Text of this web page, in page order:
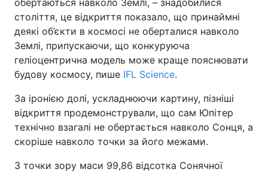
обертаються навколо Землі, – знадобилися
століття, це відкриття показало, що принаймні
деякі об’єкти в космосі не оберталися навколо
Землі, припускаючи, що конкуруюча
геліоцентрична модель може краще пояснювати
будову космосу, пише IFL Science.
За іронією долі, ускладнюючи картину, пізніші
відкриття продемонстрували, що сам Юпітер
технічно взагалі не обертається навколо Сонця, а
скоріше навколо точки за його межами.
З точки зору маси 99,86 відсотка Сонячної